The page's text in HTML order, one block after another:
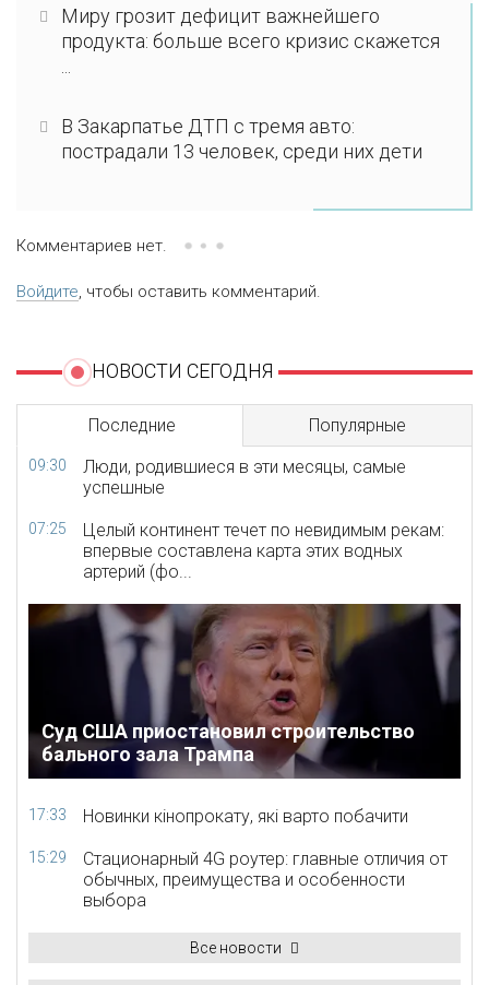
Миру грозит дефицит важнейшего
продукта: больше всего кризис скажется
В Закарпатье ДТП с тремя авто:
пострадали 13 человек, среди них дети
Комментариев нет.
Войдите, чтобы оставить комментарий.
НОВОСТИ СЕГОДНЯ
Последние Популярные
09:30
Люди, родившиеся в эти месяцы, самые
успешные
07:25
Целый континент течет по невидимым рекам:
впервые составлена карта этих водных
артерий (фо...
Суд США приостановил строительство
бального зала Трампа
17:33 Новинки кінопрокату, які варто побачити
15:29
Стационарный 4G роутер: главные отличия от
обычных, преимущества и особенности
выбора
Все новости